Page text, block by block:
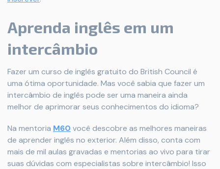
Aprenda inglês em um
intercâmbio
Fazer um curso de inglês gratuito do British Council é
uma ótima oportunidade. Mas você sabia que fazer um
intercâmbio de inglês pode ser uma maneira ainda
melhor de aprimorar seus conhecimentos do idioma?
Na mentoria M60 você descobre as melhores maneiras
de aprender inglês no exterior. Além disso, conta com
mais de mil aulas gravadas e mentorias ao vivo para tirar
suas dúvidas com especialistas sobre intercâmbio! Isso